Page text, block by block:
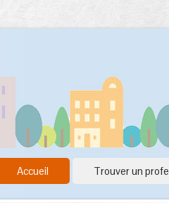
Accueil Trouver un